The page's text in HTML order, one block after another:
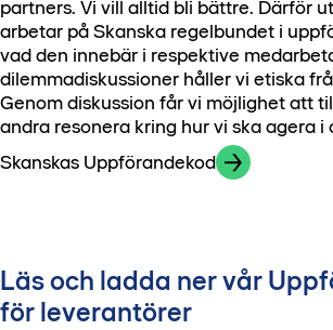
partners. Vi vill alltid bli bättre. Därför
arbetar på Skanska regelbundet i
vad den innebär i respektive
dilemmadiskussioner håller vi etiska
Genom diskussion får vi möjlighet att
andra resonera kring hur vi ska agera i
Skanskas Uppförandekod
Läs och ladda ner vår
för leverantörer